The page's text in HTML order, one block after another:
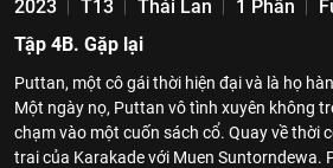
2023 T13 Thái Lan 1 Phần
Tập 4B. Gặp lại
Puttan, một cô gái thời hiện đại và là họ
Một ngày nọ, Puttan vô tình xuyên không
chạm vào một cuốn sách cổ. Quay về thời
trai của Karakade với Muen Suntorndewa.